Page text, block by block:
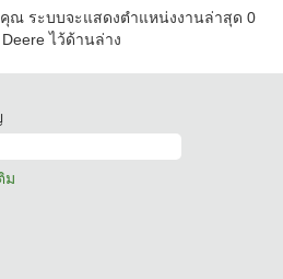
ณ ระบบจะแสดงตำแหน่งงานล่าสุด 0
ไว้ด้านล่าง
ม